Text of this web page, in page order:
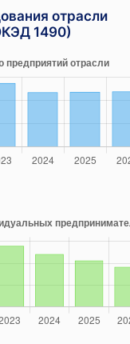
отрасли
1490)